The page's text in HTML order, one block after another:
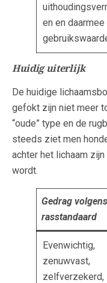
en en daarmee
Huidig uiterlijk
De huidige
gefokt zijn niet meer
“oude” type en de
steeds ziet men
achter het lichaam
wordt.
Gedrag volgens
rasstandaard
Evenwichtig,
zenuwvast,
zelfverzekerd,